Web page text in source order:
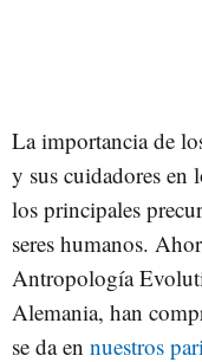
La importancia de
y sus cuidadores en
los principales
seres humanos.
Antropología
Alemania, han
se da en nuestros